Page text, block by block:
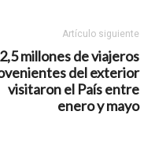
Artículo siguiente
2,5 millones de viajeros
del exterior
visitaron el País entre
enero y mayo